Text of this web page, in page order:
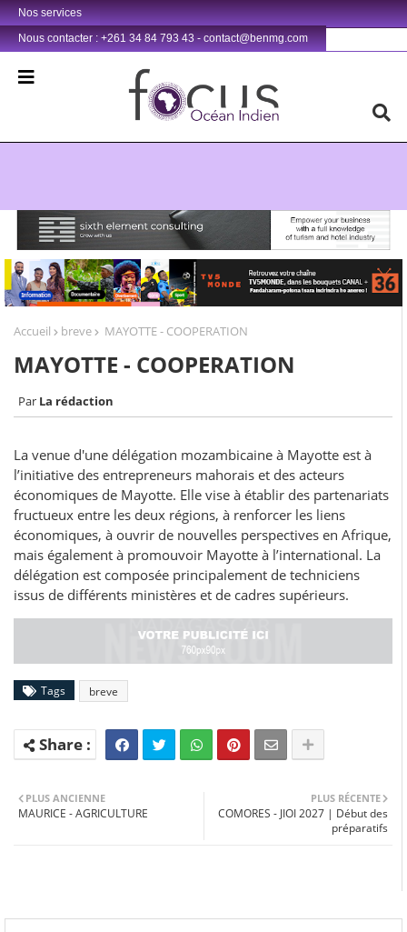
Nos services
Nous contacter : +261 34 84 793 43 - contact@benmg.com
Retrouvez votre chaîne @TV5MONDE, dans les bouquets CANAL+ 36 . Fandaharam-potoana tsara indrindra ho anareo!
Accueil breve MAYOTTE - COOPERATION
MAYOTTE - COOPERATION
La rédaction
La venue d'une délégation mozambicaine à Mayotte est à
l’initiative des entrepreneurs mahorais et des acteurs
économiques de Mayotte. Elle vise à établir des partenariats
fructueux entre les deux régions, à renforcer les liens
économiques, à ouvrir de nouvelles perspectives en Afrique,
mais également à promouvoir Mayotte à l’international. La
délégation est composée principalement de techniciens
issus de différents ministères et de cadres supérieurs.
Tags breve
PLUS RÉCENTE
COMORES - JIOI 2027 | Début des
préparatifs
PLUS ANCIENNE
MAURICE - AGRICULTURE